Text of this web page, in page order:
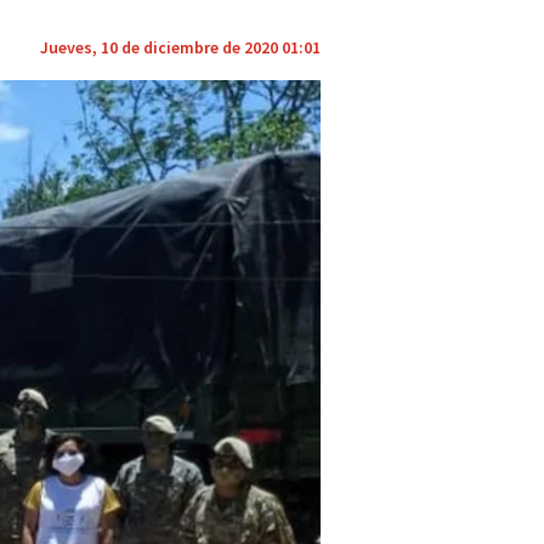
Jueves, 10 de diciembre de 2020 01:01